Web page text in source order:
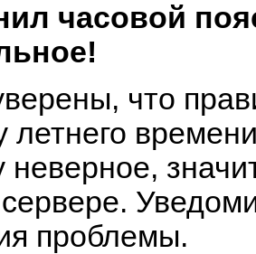
часовой
что
летнего
проблемы.